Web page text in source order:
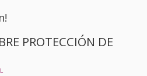
PROTECCIÓN DE